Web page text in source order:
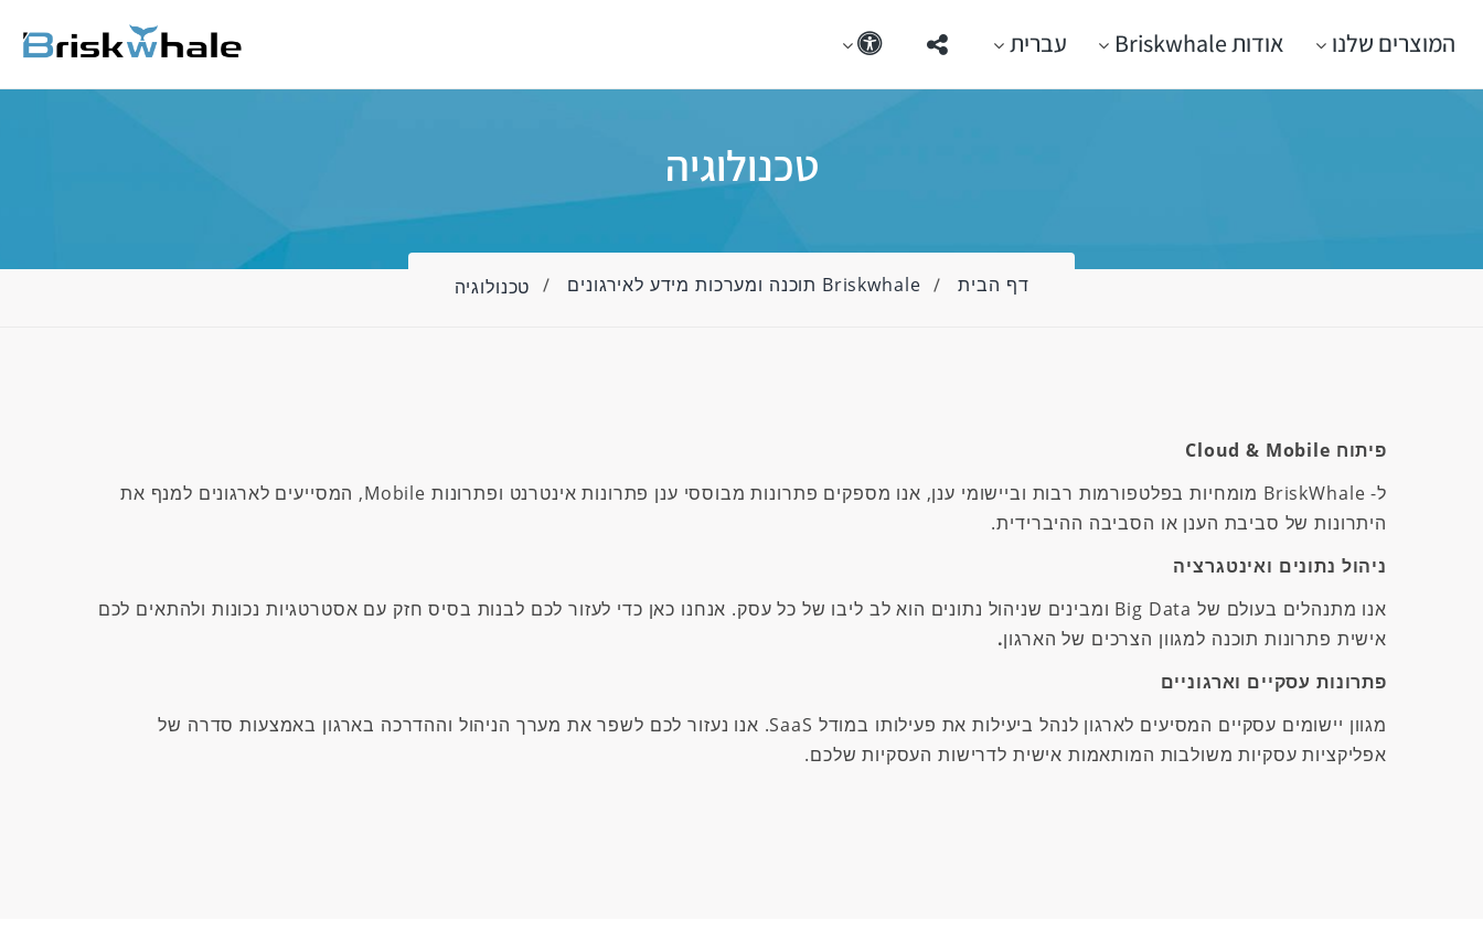
המוצרים שלנו אודות Briskwhale עברית
טכנולוגיה
דף הבית Briskwhale תוכנה ומערכות מידע לאירגונים טכנולוגיה
פיתוח Cloud & Mobile
ל- BriskWhale מומחיות בפלטפורמות רבות וביישומי ענן, אנו מספקים פתרונות מבוססי ענן פתרונות אינטרנט ופתרונות Mobile, המסייעים לארגונים למנף את
היתרונות של סביבת הענן או הסביבה ההיברידית.
ניהול נתונים ואינטגרציה
אנו מתנהלים בעולם של Big Data ומבינים שניהול נתונים הוא לב ליבו של כל עסק. אנחנו כאן כדי לעזור לכם לבנות בסיס חזק עם אסטרטגיות נכונות ולהתאים לכם
אישית פתרונות תוכנה למגוון הצרכים של הארגון.
פתרונות עסקיים וארגוניים
מגוון יישומים עסקיים המסיעים לארגון לנהל ביעילות את פעילותו במודל SaaS. אנו נעזור לכם לשפר את מערך הניהול וההדרכה בארגון באמצעות סדרה של
אפליקציות עסקיות משולבות המותאמות אישית לדרישות העסקיות שלכם.